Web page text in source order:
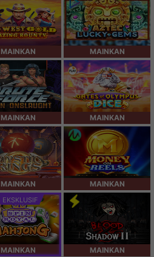
MAINKAN MAINKAN
MAINKAN MAINKAN
MAINKAN MAINKAN
EKSKLUSIF
MAINKAN MAINKAN